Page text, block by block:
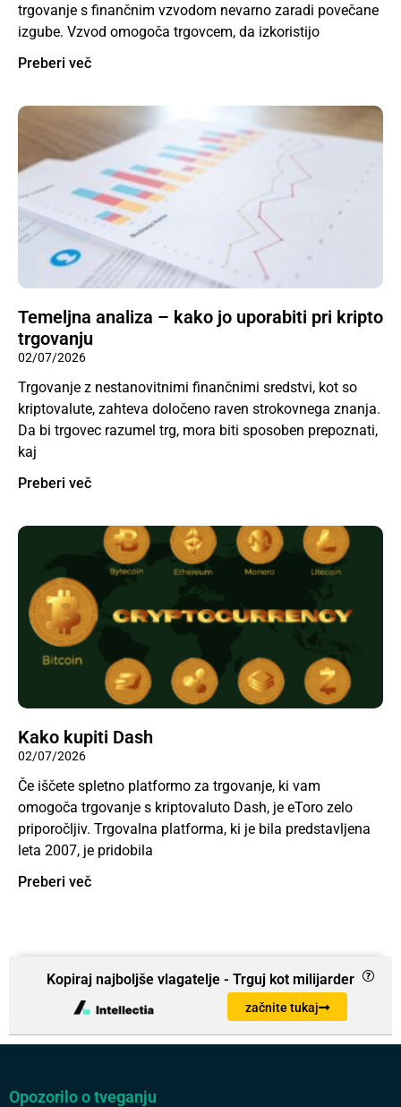
trgovanje s finančnim vzvodom nevarno zaradi povečane
izgube. Vzvod omogoča trgovcem, da izkoristijo
Preberi več
Temeljna analiza – kako jo uporabiti pri kripto
trgovanju
02/07/2026
Trgovanje z nestanovitnimi finančnimi sredstvi, kot so
kriptovalute, zahteva določeno raven strokovnega znanja.
Da bi trgovec razumel trg, mora biti sposoben prepoznati,
kaj
Preberi več
Kako kupiti Dash
02/07/2026
Če iščete spletno platformo za trgovanje, ki vam
omogoča trgovanje s kriptovaluto Dash, je eToro zelo
priporočljiv. Trgovalna platforma, ki je bila predstavljena
leta 2007, je pridobila
Preberi več
Kopiraj najboljše vlagatelje - Trguj kot milijarder
začnite tukaj
Opozorilo o tveganju